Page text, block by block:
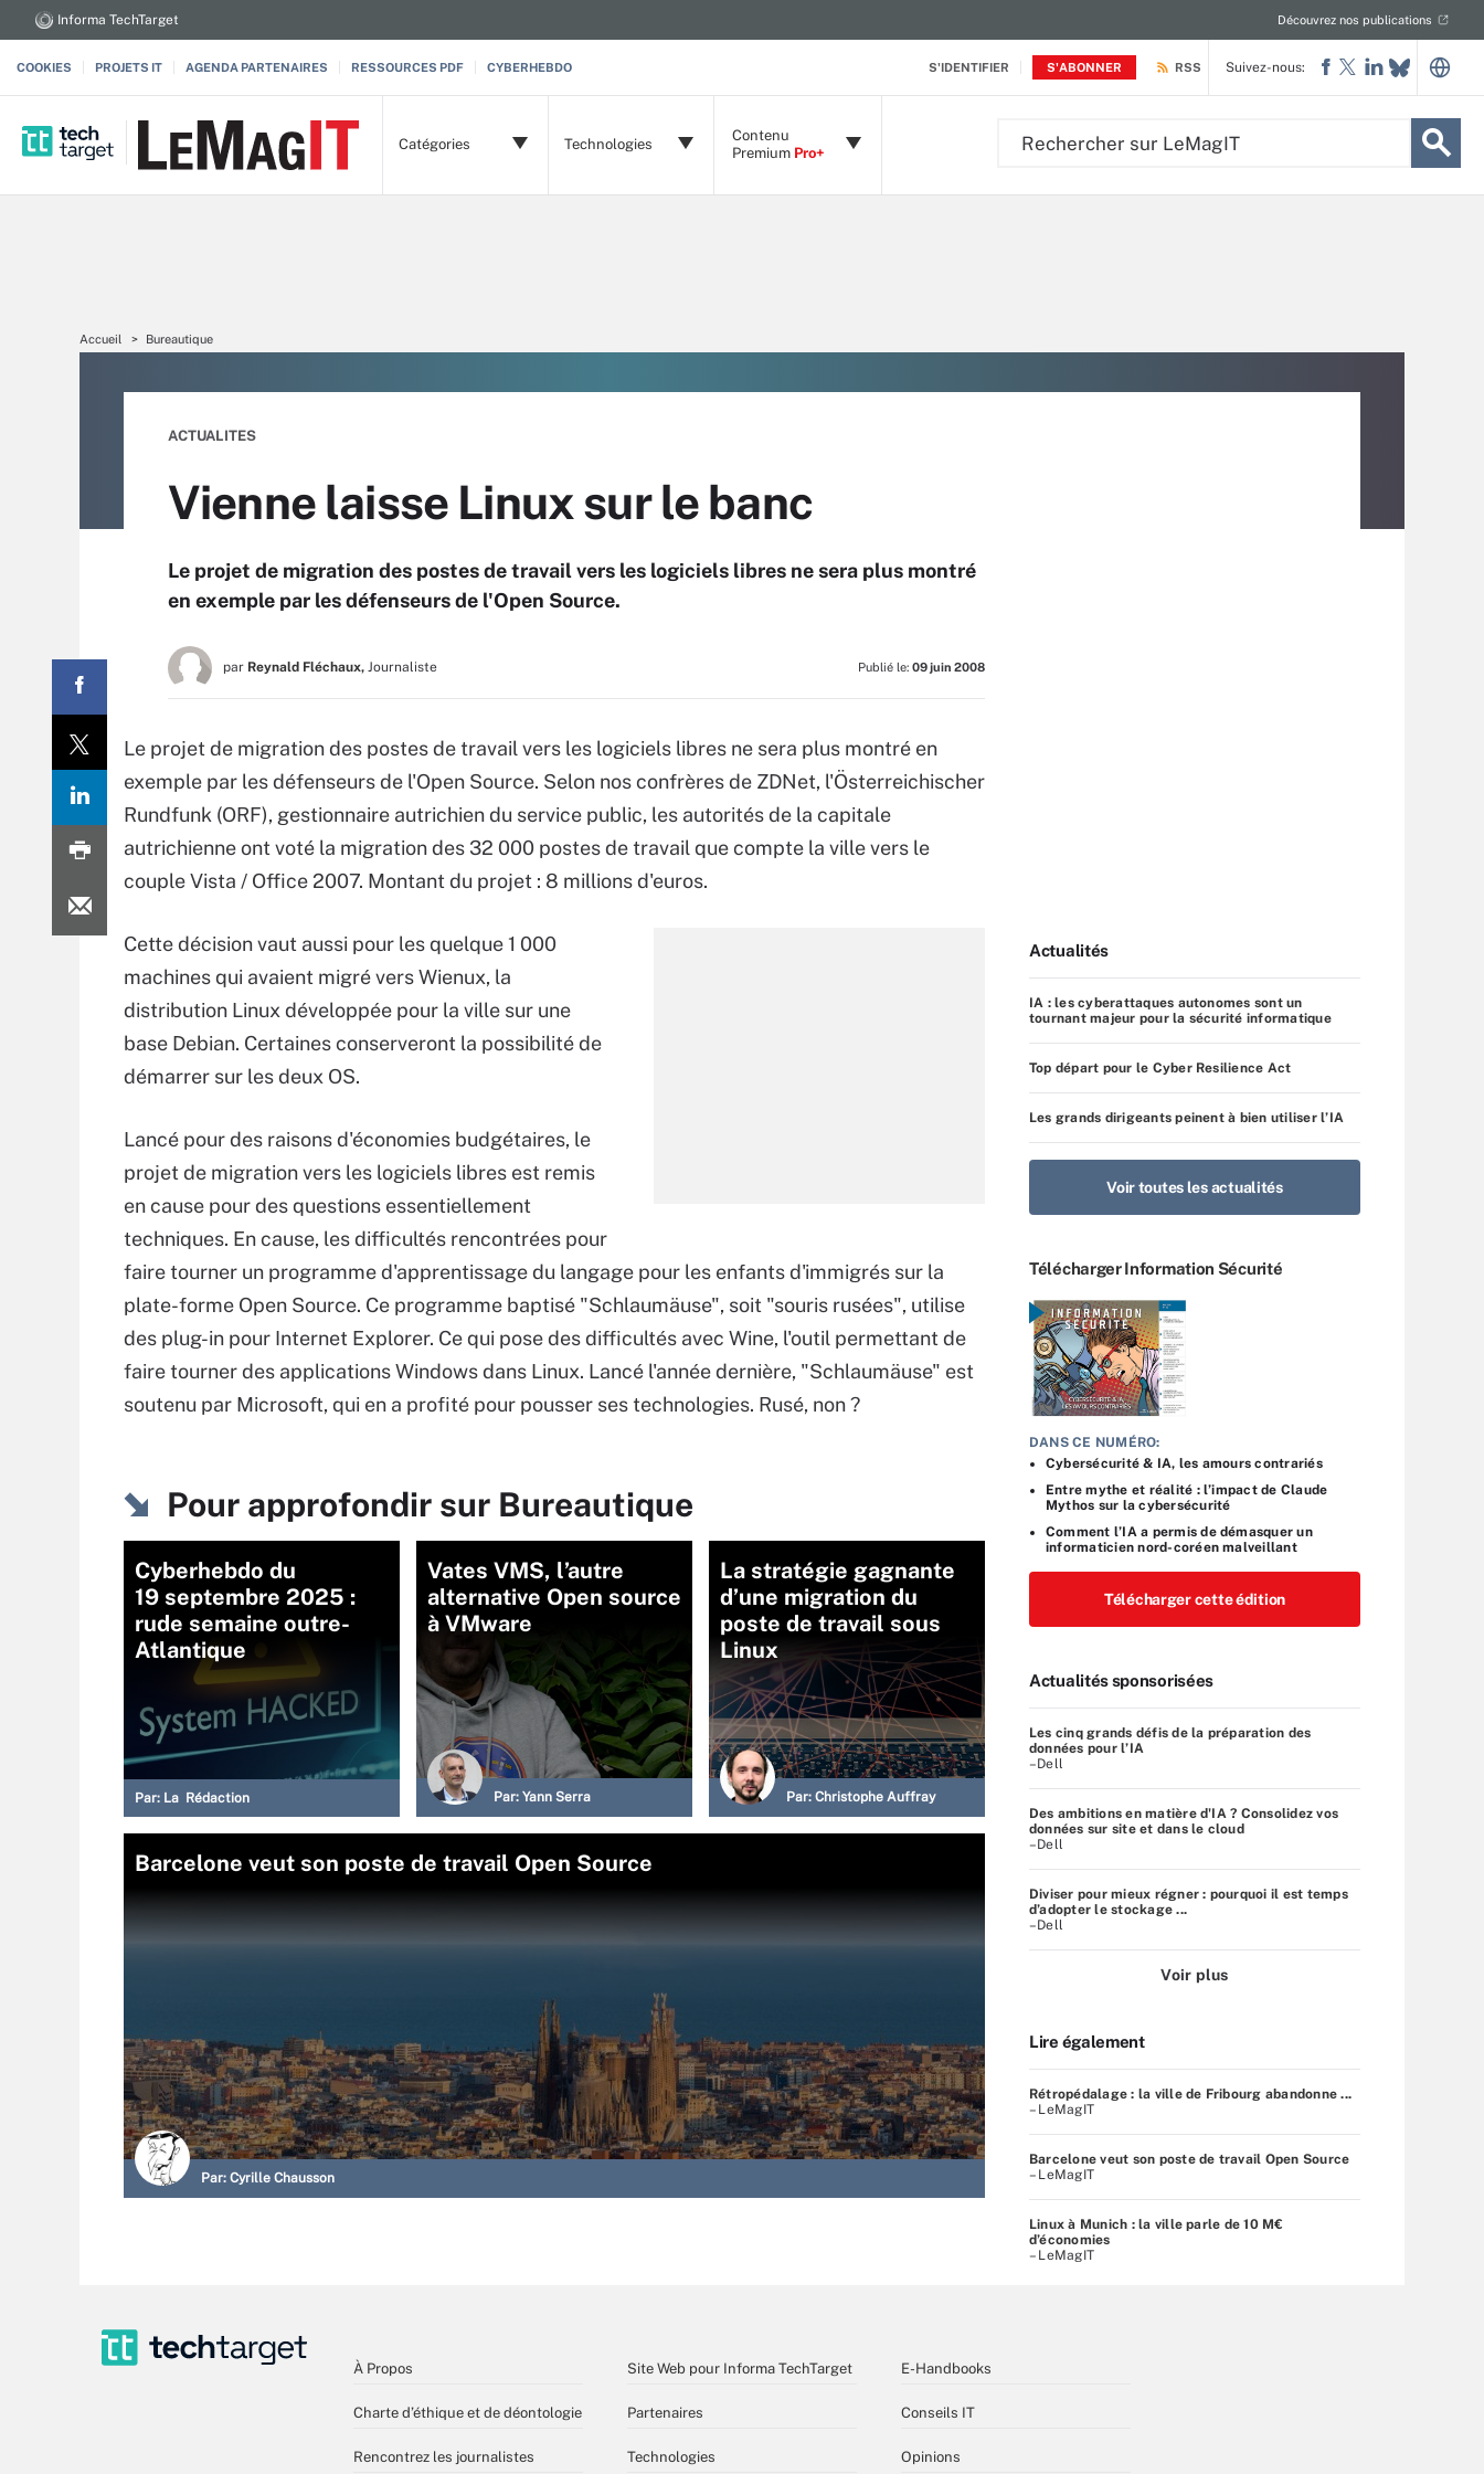
S'IDENTIFIER S'ABONNER
Informa TechTarget Découvrez nos publications
COOKIES PROJETS IT AGENDA PARTENAIRES RESSOURCES PDF CYBERHEBDO RSS
Catégories Technologies
Contenu
Premium Pro+
Suivez-nous:
Accueil Bureautique
ACTUALITES
Vienne laisse Linux sur le banc
Le projet de migration des postes de travail vers les logiciels libres ne sera plus montré
en exemple par les défenseurs de l'Open Source.
par Reynald Fléchaux, Journaliste Publié le: 09 juin 2008
Le projet de migration des postes de travail vers les logiciels libres ne sera plus montré en
exemple par les défenseurs de l'Open Source. Selon nos confrères de ZDNet, l'Österreichischer
Rundfunk (ORF), gestionnaire autrichien du service public, les autorités de la capitale
autrichienne ont voté la migration des 32 000 postes de travail que compte la ville vers le
couple Vista / Office 2007. Montant du projet : 8 millions d'euros.
Cette décision vaut aussi pour les quelque 1 000
machines qui avaient migré vers Wienux, la
distribution Linux développée pour la ville sur une
base Debian. Certaines conserveront la possibilité de
démarrer sur les deux OS.
Lancé pour des raisons d'économies budgétaires, le
projet de migration vers les logiciels libres est remis
en cause pour des questions essentiellement
techniques. En cause, les difficultés rencontrées pour
faire tourner un programme d'apprentissage du langage pour les enfants d'immigrés sur la
plate-forme Open Source. Ce programme baptisé "Schlaumäuse", soit "souris rusées", utilise
des plug-in pour Internet Explorer. Ce qui pose des difficultés avec Wine, l'outil permettant de
faire tourner des applications Windows dans Linux. Lancé l'année dernière, "Schlaumäuse" est
soutenu par Microsoft, qui en a profité pour pousser ses technologies. Rusé, non ?
Pour approfondir sur Bureautique
Cyberhebdo du
19 septembre 2025 :
rude semaine outre-
Atlantique
Par: La Rédaction
Vates VMS, l’autre
alternative Open source
à VMware
Par: Yann Serra
La stratégie gagnante
d’une migration du
poste de travail sous
Linux
Par: Christophe Auffray
Barcelone veut son poste de travail Open Source
Par: Cyrille Chausson
Actualités
IA : les cyberattaques autonomes sont un
tournant majeur pour la sécurité informatique
Top départ pour le Cyber Resilience Act
Les grands dirigeants peinent à bien utiliser l’IA
Voir toutes les actualités
Télécharger Information Sécurité
DANS CE NUMÉRO:
Cybersécurité & IA, les amours contrariés
Entre mythe et réalité : l’impact de Claude
Mythos sur la cybersécurité
Comment l’IA a permis de démasquer un
informaticien nord-coréen malveillant
Télécharger cette édition
Actualités sponsorisées
Les cinq grands défis de la préparation des
données pour l’IA
–Dell
Des ambitions en matière d'IA ? Consolidez vos
données sur site et dans le cloud
–Dell
Diviser pour mieux régner : pourquoi il est temps
d’adopter le stockage ...
–Dell
Voir plus
Lire également
Rétropédalage : la ville de Fribourg abandonne ...
– LeMagIT
Barcelone veut son poste de travail Open Source
– LeMagIT
Linux à Munich : la ville parle de 10 M€
d’économies
– LeMagIT
À Propos
Charte d’éthique et de déontologie
Rencontrez les journalistes
Site Web pour Informa TechTarget
Partenaires
Technologies
E-Handbooks
Conseils IT
Opinions